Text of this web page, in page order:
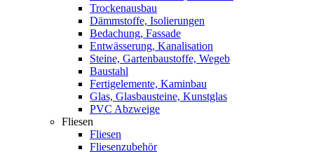
Trockenausbau
Dämmstoffe, Isolierungen
Bedachung, Fassade
Entwässerung, Kanalisation
Steine, Gartenbaustoffe, Wegeb
Baustahl
Fertigelemente, Kaminbau
Glas, Glasbausteine, Kunstglas
PVC Abzweige
Fliesen
Fliesen
Fliesenzubehör